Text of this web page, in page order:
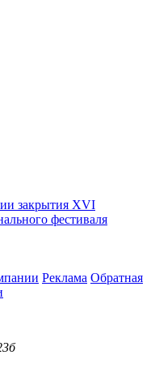
закрытия XVI
фестиваля
Реклама Обратная